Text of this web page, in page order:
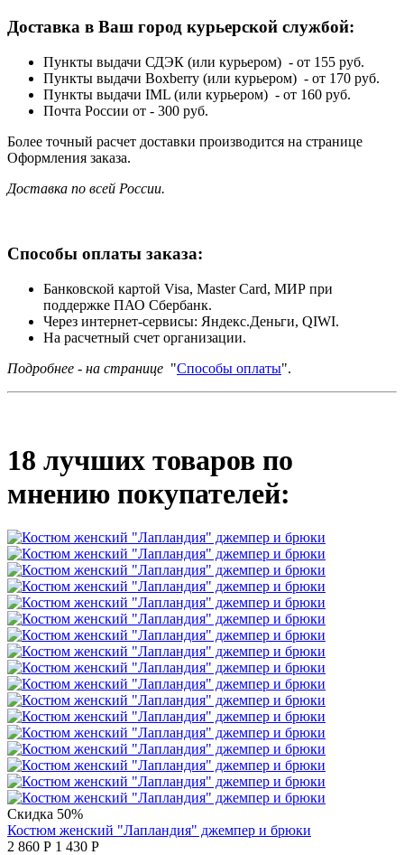
Доставка в Ваш город курьерской службой:
Пункты выдачи СДЭК (или курьером) - от 155 руб.
Пункты выдачи Boxberry (или курьером) - от 170 руб.
Пункты выдачи IML (или курьером) - от 160 руб.
Почта России от - 300 руб.
Более точный расчет доставки производится на странице
Оформления заказа.
Доставка по всей России.
Способы оплаты заказа:
Банковской картой Visa, Master Card, МИР при
поддержке ПАО Сбербанк.
Через интернет-сервисы: Яндекс.Деньги, QIWI.
На расчетный счет организации.
Подробнее - на странице "Способы оплаты".
18 лучших товаров по
мнению покупателей:
Скидка 50%
Костюм женский "Лапландия" джемпер и брюки
2 860 Р 1 430 Р